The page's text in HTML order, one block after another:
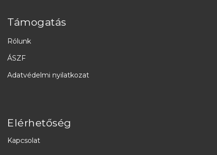
Támogatás
Rólunk
ÁSZF
Adatvédelmi nyilatkozat
Elérhetőség
Kapcsolat